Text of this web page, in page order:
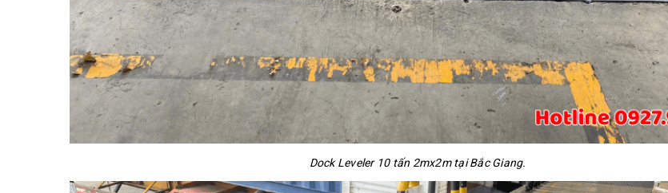
Dock Leveler 10 tấn 2mx2m tại Bắc Giang.